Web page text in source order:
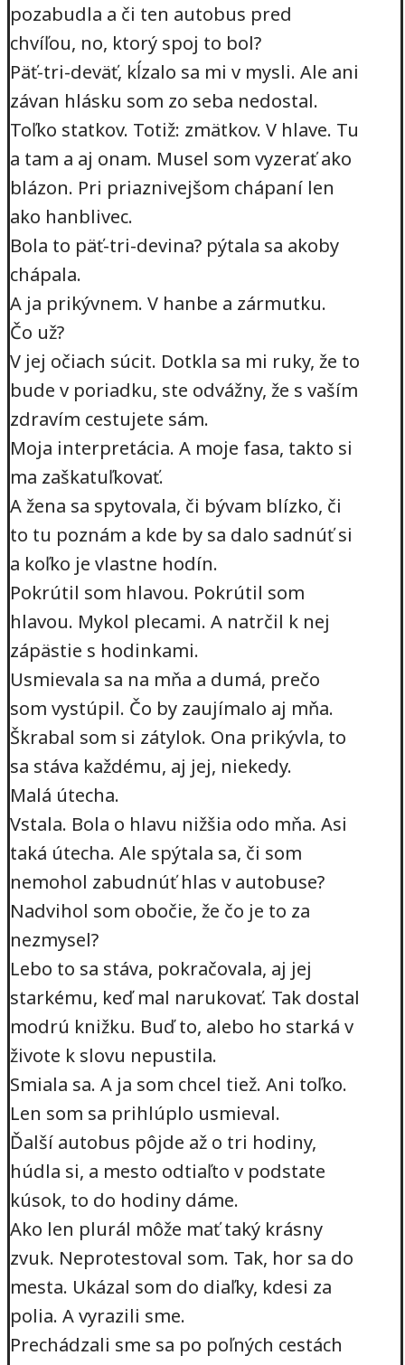
pozabudla a či ten autobus pred
chvíľou, no, ktorý spoj to bol?
Päť-tri-deväť, kĺzalo sa mi v mysli. Ale ani
závan hlásku som zo seba nedostal.
Toľko statkov. Totiž: zmätkov. V hlave. Tu
a tam a aj onam. Musel som vyzerať ako
blázon. Pri priaznivejšom chápaní len
ako hanblivec.
Bola to päť-tri-devina? pýtala sa akoby
chápala.
A ja prikývnem. V hanbe a zármutku.
Čo už?
V jej očiach súcit. Dotkla sa mi ruky, že to
bude v poriadku, ste odvážny, že s vaším
zdravím cestujete sám.
Moja interpretácia. A moje fasa, takto si
ma zaškatuľkovať.
A žena sa spytovala, či bývam blízko, či
to tu poznám a kde by sa dalo sadnúť si
a koľko je vlastne hodín.
Pokrútil som hlavou. Pokrútil som
hlavou. Mykol plecami. A natrčil k nej
zápästie s hodinkami.
Usmievala sa na mňa a dumá, prečo
som vystúpil. Čo by zaujímalo aj mňa.
Škrabal som si zátylok. Ona prikývla, to
sa stáva každému, aj jej, niekedy.
Malá útecha.
Vstala. Bola o hlavu nižšia odo mňa. Asi
taká útecha. Ale spýtala sa, či som
nemohol zabudnúť hlas v autobuse?
Nadvihol som obočie, že čo je to za
nezmysel?
Lebo to sa stáva, pokračovala, aj jej
starkému, keď mal narukovať. Tak dostal
modrú knižku. Buď to, alebo ho starká v
živote k slovu nepustila.
Smiala sa. A ja som chcel tiež. Ani toľko.
Len som sa prihlúplo usmieval.
Ďalší autobus pôjde až o tri hodiny,
húdla si, a mesto odtiaľto v podstate
kúsok, to do hodiny dáme.
Ako len plurál môže mať taký krásny
zvuk. Neprotestoval som. Tak, hor sa do
mesta. Ukázal som do diaľky, kdesi za
polia. A vyrazili sme.
Prechádzali sme sa po poľných cestách